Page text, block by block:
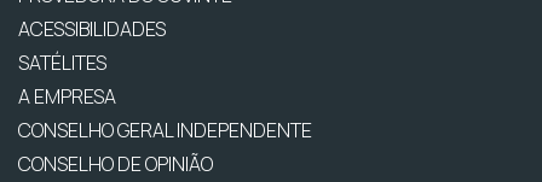
ACESSIBILIDADES
SATÉLITES
A EMPRESA
CONSELHO GERAL INDEPENDENTE
CONSELHO DE OPINIÃO